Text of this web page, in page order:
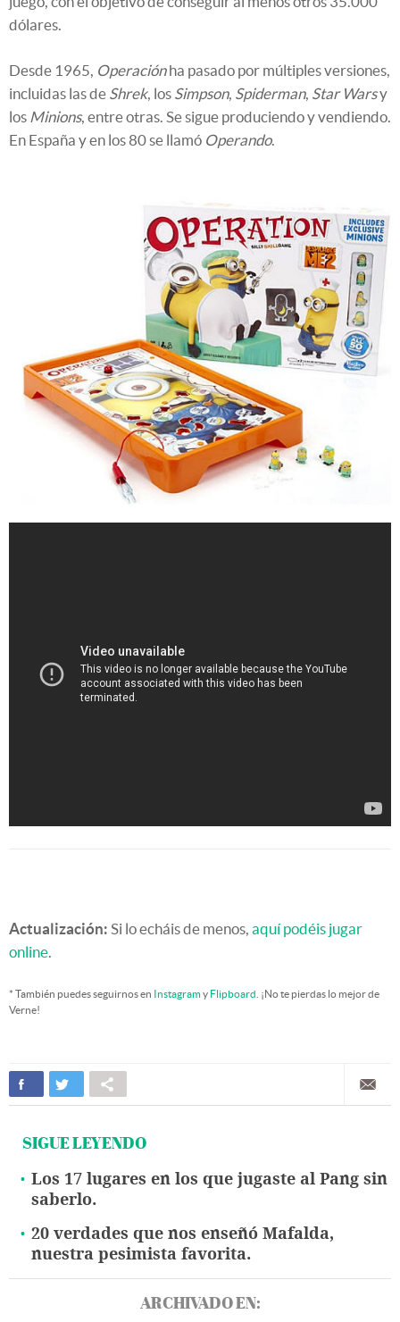
dólares.
Desde 1965, Operaciónha pasado por múltiples versiones,
incluidas las de Shrek, los Simpson, Spiderman, Star Warsy
los Minions, entre otras. Se sigue produciendo y vendiendo.
En España y en los 80 se llamó Operando.
Actualización: Si lo echáis de menos, aquí podéis jugar
online.
* También puedes seguirnos en Instagramy Flipboard . ¡No te pierdas lo mejor de
Verne!
SIGUE LEYENDO
Los 17 lugares en los que jugaste al Pang sin
saberlo.
20 verdades que nos enseñó Mafalda,
nuestra pesimista favorita.
ARCHIVADO EN: